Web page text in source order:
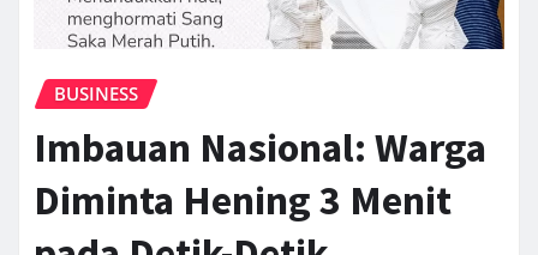
BUSINESS
Imbauan Nasional: Warga
Diminta Hening 3 Menit